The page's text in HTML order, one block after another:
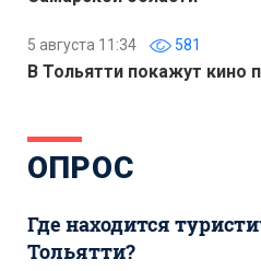
5 августа 11:34 581
В Тольятти покажут
ОПРОС
Где находится
Тольятти?